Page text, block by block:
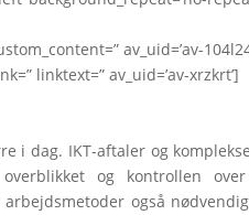
av_uid=’av-
linktext=” av_uid=’av-xrzkrt’]
i dag. IKT-aftaler og
og kontrollen
også